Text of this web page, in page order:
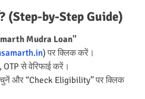
by-Step Guide)
Mudra Loan"
) पर क्लिक करें।
OTP से वेरिफाई करें।
और “Check Eligibility” पर क्लिक